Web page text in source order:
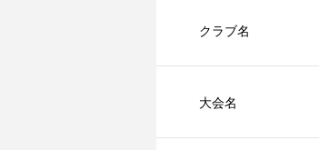
クラブ名
大会名